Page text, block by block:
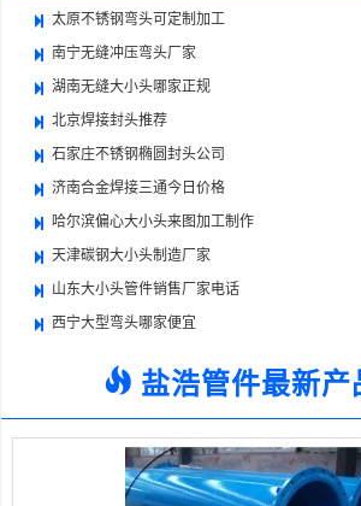
太原不锈钢弯头可定制加工
南宁无缝冲压弯头厂家
湖南无缝大小头哪家正规
北京焊接封头推荐
石家庄不锈钢椭圆封头公司
济南合金焊接三通今日价格
哈尔滨偏心大小头来图加工制作
天津碳钢大小头制造厂家
山东大小头管件销售厂家电话
西宁大型弯头哪家便宜
盐浩管件最新产